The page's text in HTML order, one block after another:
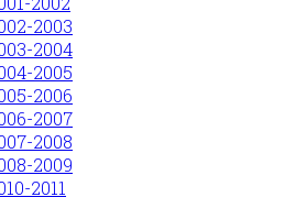
2003
2004
2005
2006
2007
2008
2009
2011